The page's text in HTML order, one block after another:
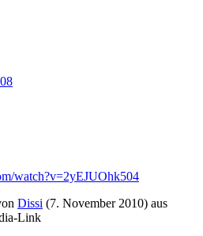
watch?v=2yEJUOhk504
Dissi (7. November 2010) aus
Link